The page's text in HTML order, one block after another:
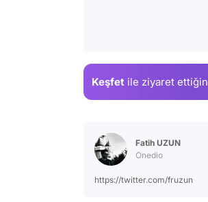
Keşfet ile ziyaret ettiğin
Fatih UZUN
Onedio
https://twitter.com/fruzun